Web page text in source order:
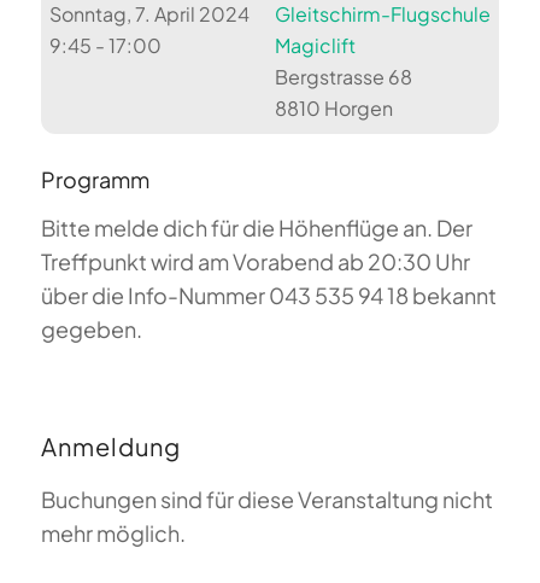
Sonntag, 7. April 2024
9:45 - 17:00
Gleitschirm-Flugschule
Magiclift
Bergstrasse 68
8810 Horgen
Programm
Bitte melde dich für die Höhenflüge an. Der
Treffpunkt wird am Vorabend ab 20:30 Uhr
über die Info-Nummer 043 535 94 18 bekannt
gegeben.
Anmeldung
Buchungen sind für diese Veranstaltung nicht
mehr möglich.